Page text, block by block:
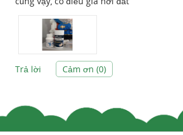
Trả lời Cảm ơn (0)